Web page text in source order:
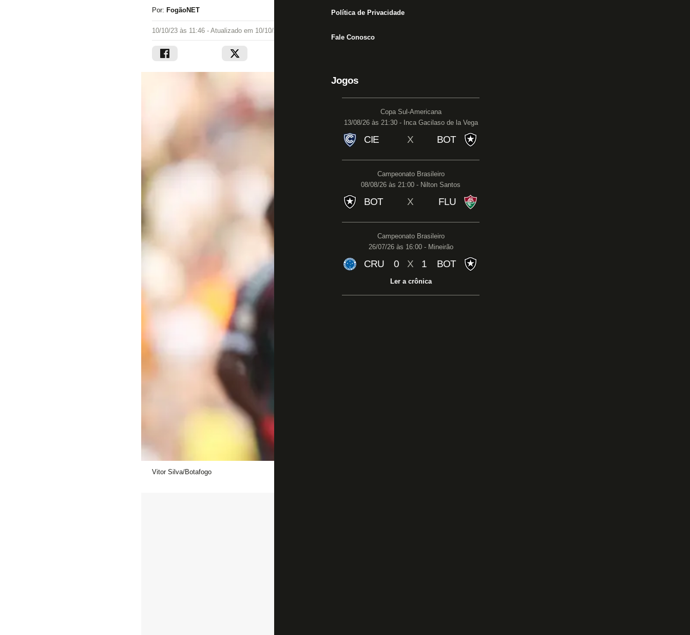
Política de Privacidade
Fale Conosco
Jogos
Copa Sul-Americana
13/08/26 às 21:30 - Inca Gacilaso de la Vega
CIE X BOT
Campeonato Brasileiro
08/08/26 às 21:00 - Nilton Santos
BOT X FLU
Campeonato Brasileiro
26/07/26 às 16:00 - Mineirão
CRU 0 X 1 BOT
Ler a crônica
Por: FogãoNET
10/10/23 às 11:46 - Atualizado em 10/10/23 às 11:46
Vitor Silva/Botafogo